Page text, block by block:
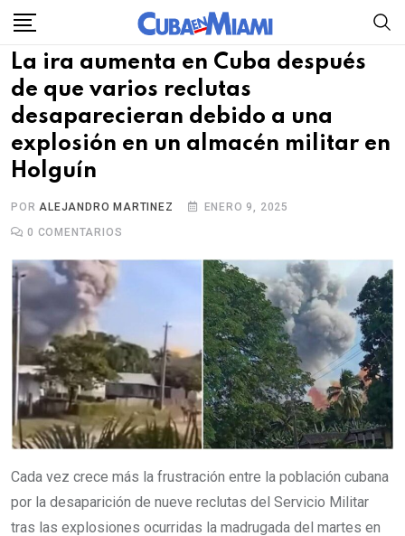
Skip
content
La ira aumenta en Cuba después
de que varios reclutas
desaparecieran debido a una
explosión en un almacén militar en
Holguín
PORALEJANDRO MARTINEZ
ENERO 9, 2025
0 COMENTARIOS
Cada vez crece más la frustración entre la población cubana
por la desaparición de nueve reclutas del Servicio Militar
tras las explosiones ocurridas la madrugada del martes en